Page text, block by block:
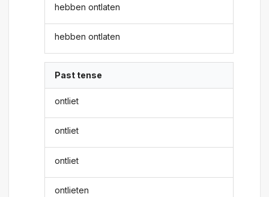
hebben ontlaten
hebben ontlaten
Past tense
ontliet
ontliet
ontliet
ontlieten